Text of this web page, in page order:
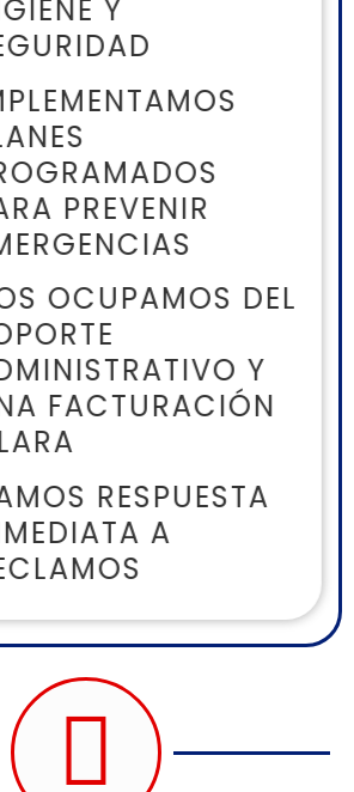
Y
PREVENIR
OCUPAMOS DEL
Y
FACTURACIÓN
RESPUESTA
A